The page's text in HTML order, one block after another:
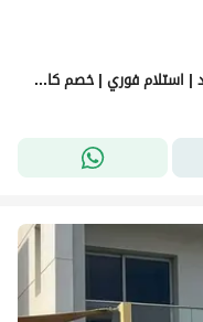
بنتهاوس للبيع في كمبوند سكوير ،الشيخ زايد | استلام فوري | خصم كاش 25% | مباشرة على محور 26 يوليو